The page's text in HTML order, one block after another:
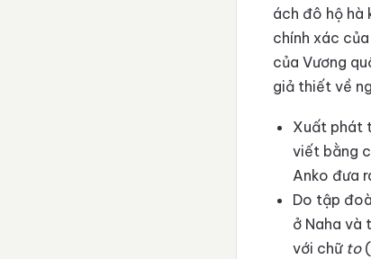
ách đô hộ hà
chính xác
của Vương
giả thiết về
Xuất phát
viết bằng
Anko đưa
Do tập
ở Naha và
với chữ to(